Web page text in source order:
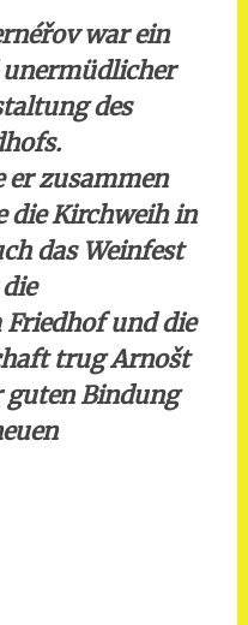
war ein
des
er zusammen
die Kirchweih in
das Weinfest
und die
trug Arnošt
guten Bindung